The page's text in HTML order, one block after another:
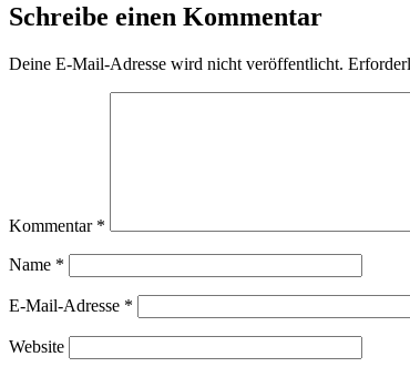
Schreibe einen Kommentar
Deine E-Mail-Adresse wird nicht veröffentlicht.
Kommentar *
Name *
E-Mail-Adresse *
Website